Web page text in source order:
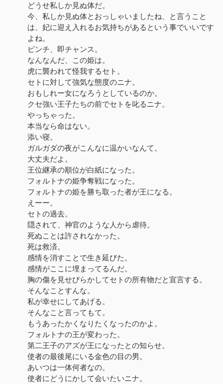
どうせ私しか見ぬ体だ。
今、私しか見ぬ体とおっしゃいましたね、と言うこと
は、妃に迎え入れるお気持ちがあるという事でいいです
よね。
ピンチ、即チャンス。
なんなんだ、この姫は。
虎に襲われて怪我するセト。
セトに対して強気な態度のニナ。
おもしれー女になろうとしているのか。
クセ強い王子たちの前でセトを叱るニナ。
やっちゃった。
本当なら命はない。
添い寝。
ガルガダの夜がこんなに温かいなんて。
大丈夫だよ。
王位継承の順位が白紙になった。
フォルトナの姫争奪戦になった。
フォルトナの姫を勝ち取った者が王になる。
えーー。
セトの過去。
隠されて、神官のような人から虐待。
死ぬことは許されなかった。
死は救済。
感情を消すことで生き延びた。
感情がここに埋まってるんだ。
胸の傷を見せびらかしてセトの所有物だと宣言する。
そんなことすんな。
私が幸せにしてあげる。
そんなこと言ってもて。
もうあったかくなりたくなったのかよ。
フォルトナの王が変わった。
第二王子のアズが王になったとの知らせ。
使者の最後尾にいる金色の目の男。
あいつは一体何者なの。
使者にどうにかして会いたいニナ。